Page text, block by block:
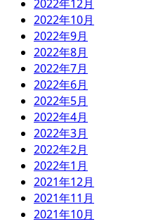
2022年12月
2022年10月
2022年9月
2022年8月
2022年7月
2022年6月
2022年5月
2022年4月
2022年3月
2022年2月
2022年1月
2021年12月
2021年11月
2021年10月